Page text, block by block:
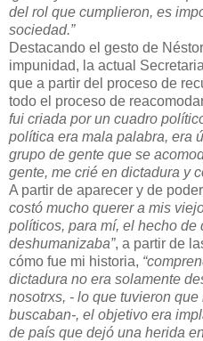
del rol que cumplieron, es
sociedad.”
Destacando el gesto de
impunidad, la actual
que a partir del proceso de
todo el proceso de
fui criada por un cuadro
política era mala palabra, era
grupo de gente que se
gente, me crié en dictadura y
A partir de aparecer y de
costó mucho querer a mis
políticos, para mí, el hecho de
deshumanizaba”, a partir de
cómo fue mi historia,
dictadura no era solamente
nosotrxs, - lo que tuvieron
buscaban-, el objetivo era
de país que dejó una herida